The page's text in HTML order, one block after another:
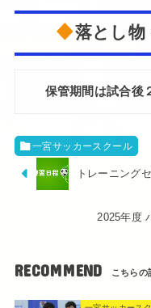
落とし物
保管期間は試合後
一宮サッカースクール
トレーニング
2025年度
RECOMMEND